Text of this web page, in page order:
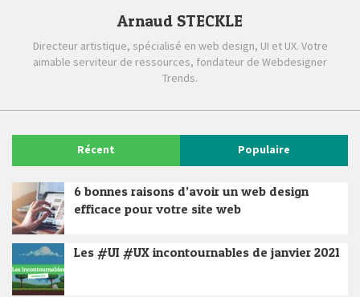
Arnaud STECKLE
Directeur artistique, spécialisé en web design, UI et UX. Votre
aimable serviteur de ressources, fondateur de Webdesigner
Trends.
Récent Populaire
6 bonnes raisons d’avoir un web design
efficace pour votre site web
Les #UI #UX incontournables de janvier 2021